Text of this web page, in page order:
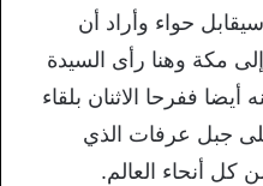
حواء وأراد أن
مكة وهنا رأى السيدة
ففرحا الاثنان بلقاء
جبل عرفات الذي
كل أنحاء العالم.